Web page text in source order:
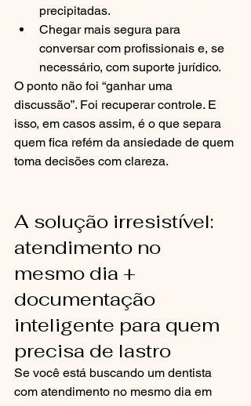
precipitadas.
Chegar mais segura para
conversar com profissionais e, se
necessário, com suporte jurídico.
O ponto não foi “ganhar uma
discussão”. Foi recuperar controle. E
isso, em casos assim, é o que separa
quem fica refém da ansiedade de quem
toma decisões com clareza.
A solução irresistível:
atendimento no
mesmo dia +
documentação
inteligente para quem
precisa de lastro
Se você está buscando um dentista
com atendimento no mesmo dia em